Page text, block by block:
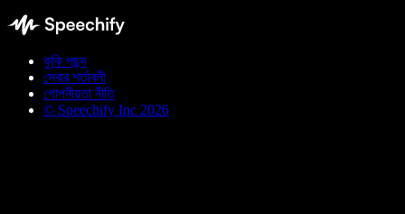
কুকি পছন্দ
সেবার শর্তাবলী
গোপনীয়তা নীতি
© Speechify Inc 2026